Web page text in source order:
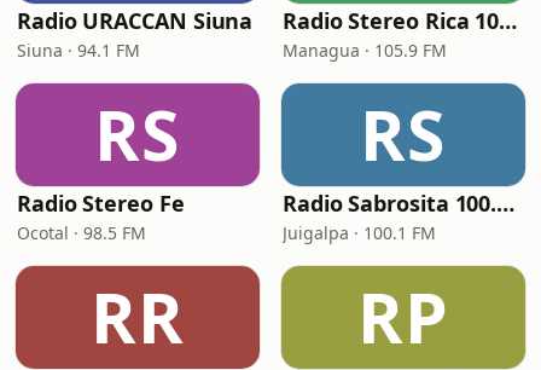
Radio URACCAN Siuna
Siuna · 94.1 FM
Radio Stereo Rica 105.9 FM
Managua · 105.9 FM
RS
Radio Stereo Fe
Ocotal · 98.5 FM
RS
Radio Sabrosita 100.1 FM
Juigalpa · 100.1 FM
RR RP